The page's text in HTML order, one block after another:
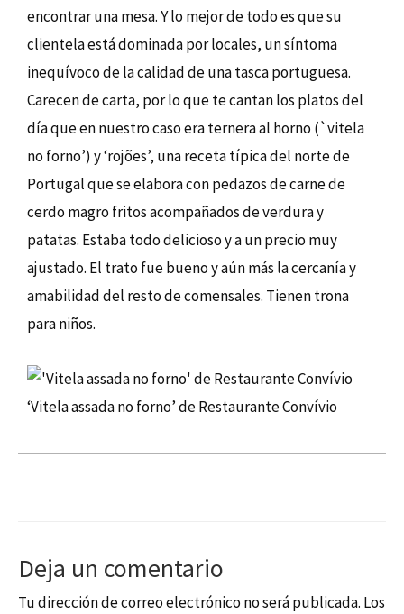
encontrar una mesa. Y lo mejor de todo es que su
clientela está dominada por locales, un síntoma
inequívoco de la calidad de una tasca portuguesa.
Carecen de carta, por lo que te cantan los platos del
día que en nuestro caso era ternera al horno (`vitela
no forno’) y ‘rojões’, una receta típica del norte de
Portugal que se elabora con pedazos de carne de
cerdo magro fritos acompañados de verdura y
patatas. Estaba todo delicioso y a un precio muy
ajustado. El trato fue bueno y aún más la cercanía y
amabilidad del resto de comensales. Tienen trona
para niños.
‘Vitela assada no forno’ de Restaurante Convívio
Deja un comentario
Tu dirección de correo electrónico no será publicada. Los